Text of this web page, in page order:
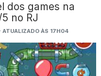
dos games na
no RJ
ÀS 17H04